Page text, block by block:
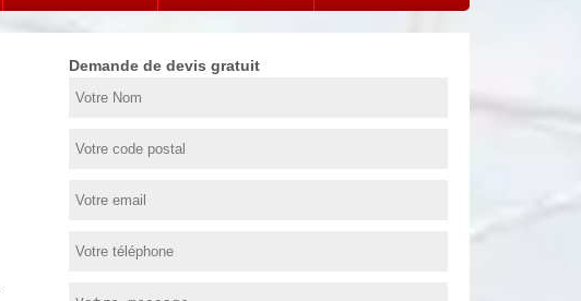
Demande de devis gratuit